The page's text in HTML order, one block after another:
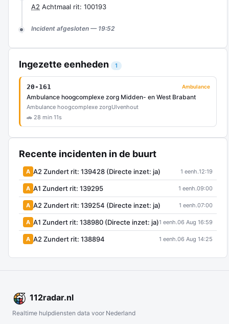
A2 Achtmaal rit: 100193
Incident afgesloten — 19:52
Ingezette eenheden 1
20-161 Ambulance
Ambulance hoogcomplexe zorg Midden- en West Brabant
Ambulance hoogcomplexe zorgUlvenhout
🚗 28 min 11s
Recente incidenten in de buurt
A A2 Zundert rit: 139428 (Directe inzet: ja) 1 eenh.12:19
A A1 Zundert rit: 139295 1 eenh.09:00
A A2 Zundert rit: 139254 (Directe inzet: ja) 1 eenh.07:00
A A1 Zundert rit: 138980 (Directe inzet: ja)1 eenh.06 Aug 16:59
A A2 Zundert rit: 138894 1 eenh.06 Aug 14:25
112radar.nl
Realtime hulpdiensten data voor Nederland